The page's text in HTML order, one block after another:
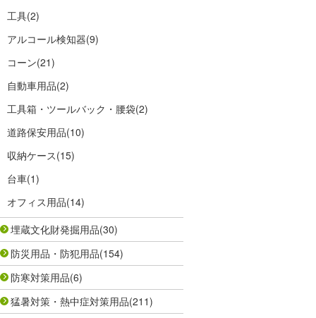
工具(2)
アルコール検知器(9)
コーン(21)
自動車用品(2)
工具箱・ツールバック・腰袋(2)
道路保安用品(10)
収納ケース(15)
台車(1)
オフィス用品(14)
埋蔵文化財発掘用品(30)
防災用品・防犯用品(154)
防寒対策用品(6)
猛暑対策・熱中症対策用品(211)